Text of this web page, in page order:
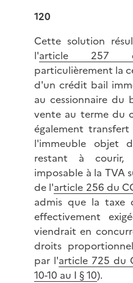
120
Cette solution
l'article 257
particulièrement la
d'un crédit bail
au cessionnaire du
vente au terme du
également
l'immeuble objet
restant à courir,
imposable à la TVA
de l'article 256 du
admis que la
effectivement
viendrait en
droits
par l'article 725 du
10-10 au I § 10).